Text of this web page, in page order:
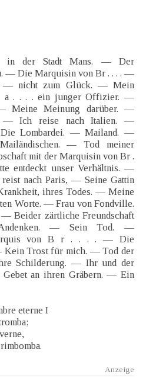
in der Stadt Mans. — Der
— Die Marquisin von Br . . . . —
— nicht zum Glück. — Mein
. . . . ein junger Offizier. —
Meine Meinung darüber. —
— Ich reise nach Italien. —
Lombardei. — Mailand. —
— Tod meiner
mit der Marquisin von Br .
entdeckt unser Verhältnis. —
nach Paris, — Seine Gattin
ihres Todes. — Meine
Worte. — Frau von Fondville.
Beider zärtliche Freundschaft
— Sein Tod. —
von B r . . . . — Die
Kein Trost für mich. — Tod der
Schilderung. — Ihr und der
an ihren Gräbern. — Ein
eterne I